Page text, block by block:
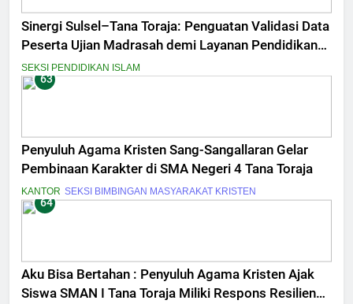
Sinergi Sulsel–Tana Toraja: Penguatan Validasi Data
Peserta Ujian Madrasah demi Layanan Pendidikan
Berkualitas
SEKSI PENDIDIKAN ISLAM
63
Penyuluh Agama Kristen Sang-Sangallaran Gelar
Pembinaan Karakter di SMA Negeri 4 Tana Toraja
KANTOR SEKSI BIMBINGAN MASYARAKAT KRISTEN
64
Aku Bisa Bertahan : Penyuluh Agama Kristen Ajak
Siswa SMAN I Tana Toraja Miliki Respons Resiliensi